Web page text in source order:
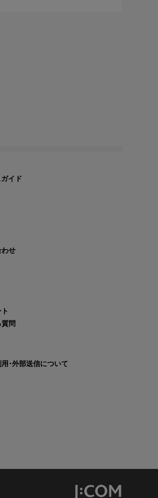
イド
わせ
問
･外部送信について